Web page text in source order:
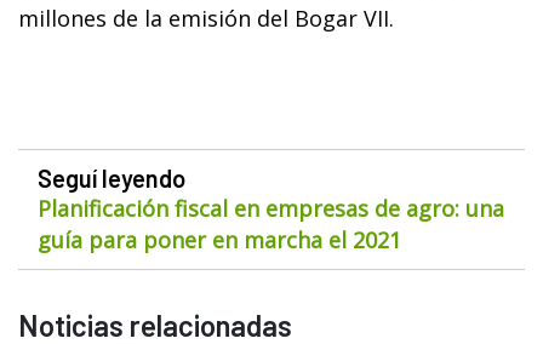
millones de la emisión del Bogar VII.
Seguí leyendo
Planificación fiscal en empresas de agro: una
guía para poner en marcha el 2021
Noticias relacionadas